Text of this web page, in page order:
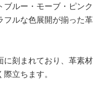
ルー・モーブ・ピンク
フルな色展開が揃った革
に刻まれており、革素材
立ちます。